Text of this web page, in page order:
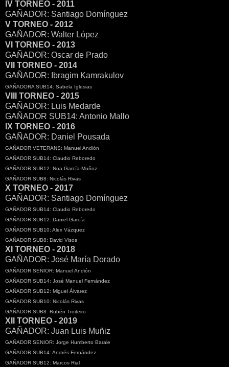
IV TORNEO - 2011
GAÑADOR: Santiago Domínguez
V TORNEO - 2012
GAÑADOR: Walter López
VI TORNEO - 2013
GAÑADOR: Oscar de Prado
VII TORNEO - 2014
GAÑADOR: Ibragim Kamrakulov
GAÑADORA SUB14: Sabela Iglesias
VIII TORNEO - 2015
GAÑADOR: Luis Medarde
GAÑADOR SUB14: Antonio Mallo
IX TORNEO - 2016
GAÑADOR: Daniel Pousada
GAÑADOR VETERANS: Manuel Andión
GAÑADOR SUB14: Claudio Reboredo
GAÑADOR SUB12: Noa García-Muñoz
GAÑADOR SUB8: Nicolás Rivas
X TORNEO - 2017
GAÑADOR: Santiago Domínguez
GAÑADOR SUB14: Claudio Reboredo
GAÑADOR SUB12: Daniel García
GAÑADOR SUB10: Alex Vázquez
GAÑADOR SUB8: David Visos
XI TORNEO - 2018
GAÑADOR: José María Dorado
GAÑADOR SENIOR: Manuel Andión
GAÑADOR SUB14: José Manuel Fernández
GAÑADOR SUB12: Miguel Álvarez
GAÑADOR SUB10: Nicolás Rivas
GAÑADOR SUB8: Rubén Troiteiro
XII TORNEO - 2019
GAÑADOR: Juan Luis Muñiz
GAÑADOR SENIOR: Jorge Humberto Barale
GAÑADOR SUB14: Andrés Fernández
GAÑADOR SUB12: Marcos Rial